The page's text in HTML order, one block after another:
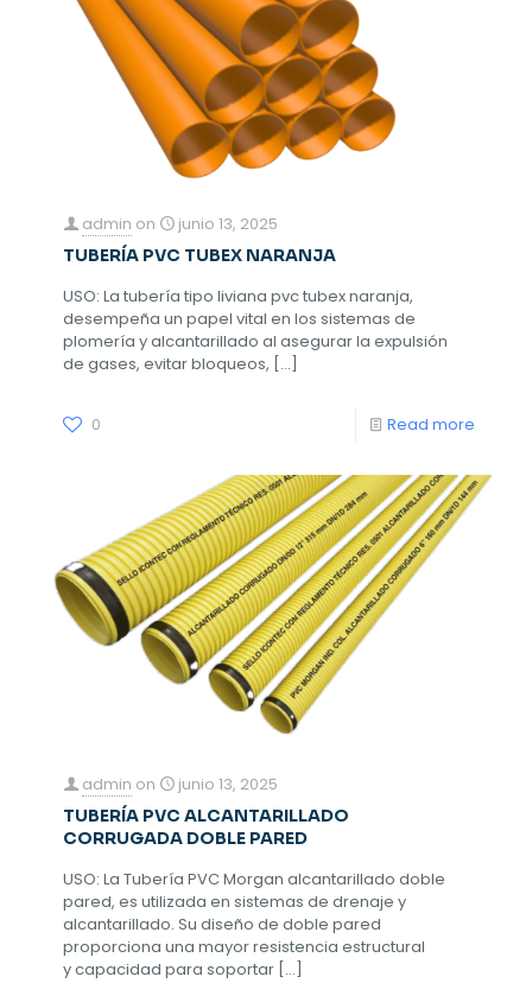
admin on junio 13, 2025
TUBERÍA PVC TUBEX NARANJA
USO: La tubería tipo liviana pvc tubex naranja,
desempeña un papel vital en los sistemas de
plomería y alcantarillado al asegurar la expulsión
de gases, evitar bloqueos, […]
0 Read more
admin on junio 13, 2025
TUBERÍA PVC ALCANTARILLADO
CORRUGADA DOBLE PARED
USO: La Tubería PVC Morgan alcantarillado doble
pared, es utilizada en sistemas de drenaje y
alcantarillado. Su diseño de doble pared
proporciona una mayor resistencia estructural
y capacidad para soportar […]